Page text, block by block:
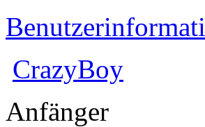
CrazyBoy
Anfänger